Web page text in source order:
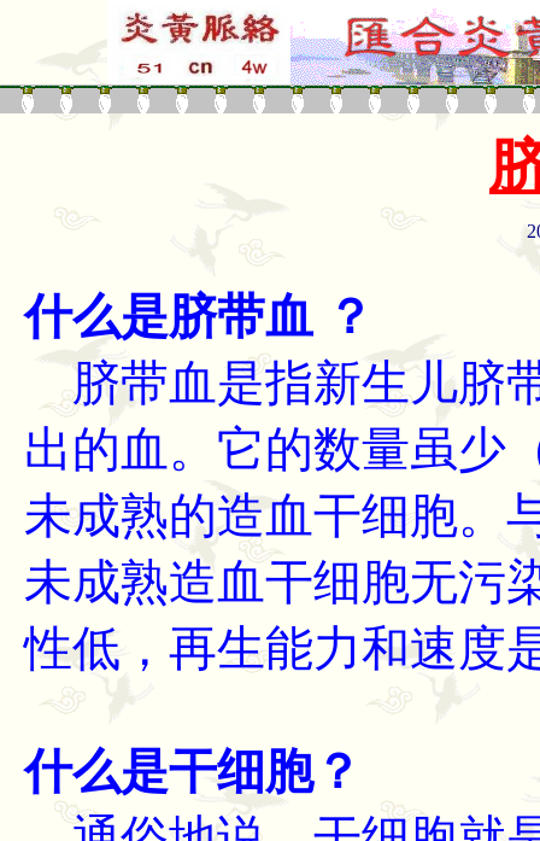
什么是脐带血 ？
脐带血是指新生儿脐
出的血。它的数量虽少
未成熟的造血干细胞。
未成熟造血干细胞无污
性低，再生能力和速度
什么是干细胞？